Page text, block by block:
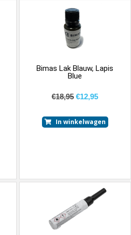
Bimas Lak Blauw, Lapis
Blue
€18,95 €12,95
In winkelwagen